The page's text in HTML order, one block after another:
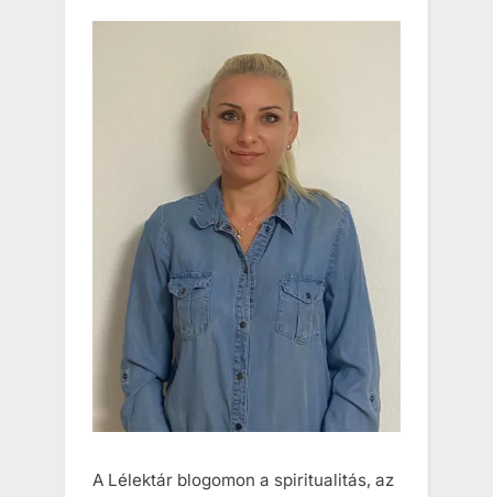
A Lélektár blogomon a spiritualitás, az